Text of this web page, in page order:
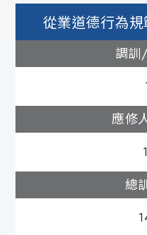
從業道德行為
調訓
應修
總